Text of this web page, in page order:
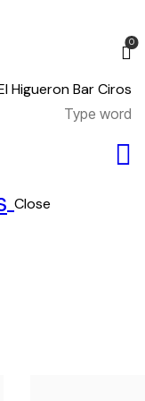
0
Close